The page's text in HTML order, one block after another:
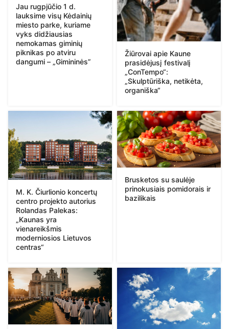
Jau rugpjūčio 1 d.
lauksime visų Kėdainių
miesto parke, kuriame
vyks didžiausias
nemokamas giminių
piknikas po atviru
dangumi – „Gimininės”
Žiūrovai apie Kaune
prasidėjusį festivalį
„ConTempo“:
„Skulptūriška, netikėta,
organiška“
M. K. Čiurlionio koncertų
centro projekto autorius
Rolandas Palekas:
„Kaunas yra
vienareikšmis
moderniosios Lietuvos
centras“
Brusketos su saulėje
prinokusiais pomidorais ir
bazilikais